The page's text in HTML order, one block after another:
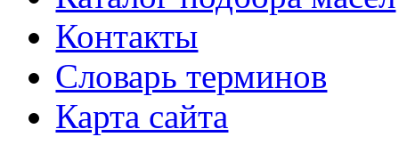
Контакты
Словарь терминов
Карта сайта